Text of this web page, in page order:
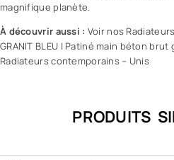
magnifique planète.
À découvrir aussi : Voir nos
GRANIT BLEU | Patiné main béton brut
Radiateurs contemporains – Unis
PRODUITS